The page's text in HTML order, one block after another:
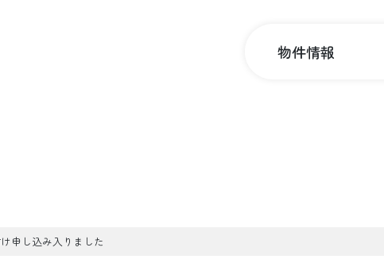
物件情報
し込み入りました